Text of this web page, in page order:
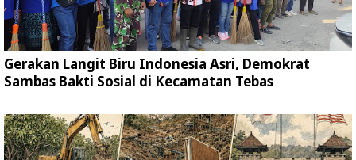
Gerakan Langit Biru Indonesia Asri, Demokrat
Sambas Bakti Sosial di Kecamatan Tebas